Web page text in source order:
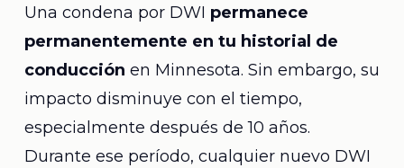
Una condena por DWI permanece
permanentemente en tu historial de
conducción en Minnesota. Sin embargo, su
impacto disminuye con el tiempo,
especialmente después de 10 años.
Durante ese período, cualquier nuevo DWI